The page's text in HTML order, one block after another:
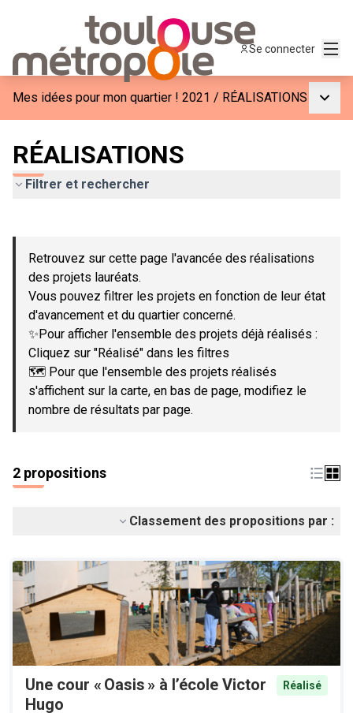
Se connecter
Mes idées pour mon quartier ! 2021 / RÉALISATIONS
RÉALISATIONS
Filtrer et rechercher
−
Retrouvez sur cette page l'avancée des réalisations
des projets lauréats.
Vous pouvez filtrer les projets en fonction de leur état
d'avancement et du quartier concerné.
✨Pour afficher l'ensemble des projets déjà réalisés :
Cliquez sur "Réalisé" dans les filtres
🗺️ Pour que l'ensemble des projets réalisés
s'affichent sur la carte, en bas de page, modifiez le
nombre de résultats par page.
2 propositions
Classement des propositions par :
Une cour « Oasis » à l’école Victor
Hugo
Réalisé